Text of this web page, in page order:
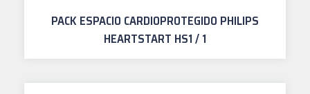
PACK ESPACIO CARDIOPROTEGIDO PHILIPS
HEARTSTART HS1 / 1